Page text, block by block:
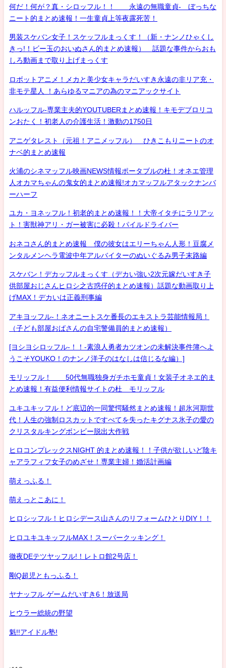
何だ！何が？真・シロッフル！！ 永遠の無職童貞- ぼっちな
ニート的まとめ速報！一生童貞上等夜露死苦！
男装スケバン女子！スケッフルまっくす！（新・ナンノひゃくし
きっ!！ビー玉のおいぬさん的まとめ速報） 話題な事件からおも
しろ動画まで取り上げまっくす
ロボットアニメ！メカと美少女キャラだいすき永遠の非リア充・
非モテ星人 ！あらゆるマニアの為のマニアックサイト
ハルッフル-専業主夫的YOUTUBERまとめ速報！キモデブロリコ
ンおたく！初老人の介護生活！激動の1750日
アニゲタレスト（元祖！アニメッフル） ひきこもりニートのオ
ナベ的まとめ速報
火浦のシネマッフル映画NEWS情報ポータブルの杜！オネエ管理
人オカマちゃんの鬼女的まとめ速報!オカマッフルアタックナンバ
ーハーフ
ユカ・ヨネッフル！初老的まとめ速報！！大帝イタチにラリアッ
ト！害獣神アリ・ガー被害に必殺！パイルドライバー
おネコさん的まとめ速報 僕の彼女はエリーちゃん人形！豆腐メ
ンタルメンヘラ電波中年アルバイターのぬいぐるみ男子末路編
スケバン！デカッフルまっくす（デカい強い2次元嫁だいすき子
供部屋おじさんヒロシ之古惑仔的まとめ速報）話題な動画取り上
げMAX！デカいは正義刑事編
アキヨッフル-！ネオニートスケ番長のエキストラ芸能情報局！
（子ども部屋おばさんの自宅警備員的まとめ速報）
[ヨシヨシロッフル-！！-素浪人勇者カツオンの未解決事件簿へよ
うこそYOUKO！のナンノ洋子のはなしは信じるな編）]
モリッフル！ 50代無職独身ガチホモ童貞！女装子オネエ的ま
とめ速報！有益便利情報サイトの杜 モリッフル
ユキユキッフル！ど底辺的一同驚愕騒然まとめ速報！超氷河期世
代！人生の強制ロスカットですべてを失ったキグナス氷子の愛の
クリスタルキングボンビー脱出大作戦
ヒロコンプレックスNIGHT 的まとめ速報！！子供が欲しいど陰キ
ャアラフィフ女子のめざせ！専業主婦！婚活計画編
萌えっふる！
萌えっとこあに！
ヒロシッフル！ヒロシデース山さんのリフォームひとりDIY！！
ヒロユキユキッフルMAX！スーパークッキング！
徹夜DEテツヤッフル!！レトロ館2号店！
剛Q超児ともっふる！
ヤナッフル ゲームだいすき6！放送局
ヒウラー総統の野望
魁!!アイドル塾!